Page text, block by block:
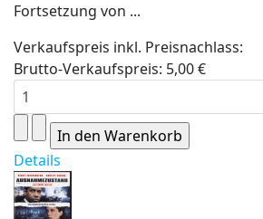
Fortsetzung von ...
Verkaufspreis inkl. Preisnachlass:
Brutto-Verkaufspreis: 5,00 €
Details